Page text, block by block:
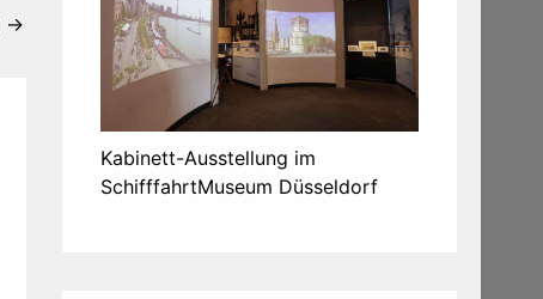
→
Kabinett-Ausstellung im
SchifffahrtMuseum Düsseldorf